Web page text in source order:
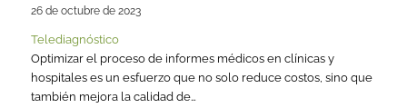
26 de octubre de 2023
Telediagnóstico
Optimizar el proceso de informes médicos en clínicas y
hospitales es un esfuerzo que no solo reduce costos, sino que
también mejora la calidad de…